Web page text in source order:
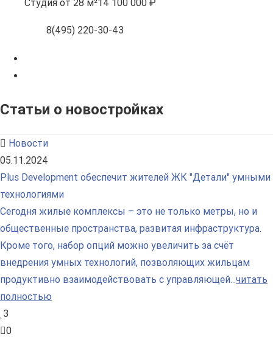
Студия от 28 м²14 100 000 ₽
8(495) 220-30-43
Статьи о новостройках
Новости
05.11.2024
Plus Development обеспечит жителей ЖК "Детали" умными
технологиями
Сегодня жилые комплексы – это не только метры, но и
общественные пространства, развитая инфраструктура.
Кроме того, набор опций можно увеличить за счёт
внедрения умных технологий, позволяющих жильцам
продуктивно взаимодействовать с управляющей...читать
полностью
3
0